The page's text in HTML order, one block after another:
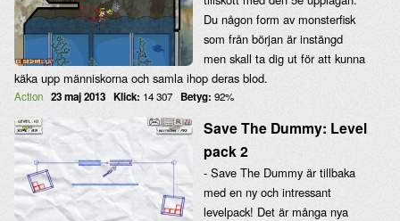
Du någon form av monsterfisk
som från början är instängd
men skall ta dig ut för att kunna
käka upp människorna och samla ihop deras blod.
Action 23 maj 2013 Klick: 14 307 Betyg: 92%
Save The Dummy: Level
pack 2
- Save The Dummy är tillbaka
med en ny och intressant
levelpack! Det är många nya